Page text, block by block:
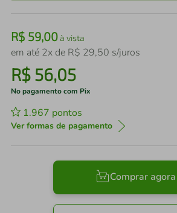
R$ 59,00à vista
em até 2x de R$ 29,50 s/juros
R$ 56,05
No pagamento com Pix
1.967 pontos
Ver formas de pagamento
Comprar agora